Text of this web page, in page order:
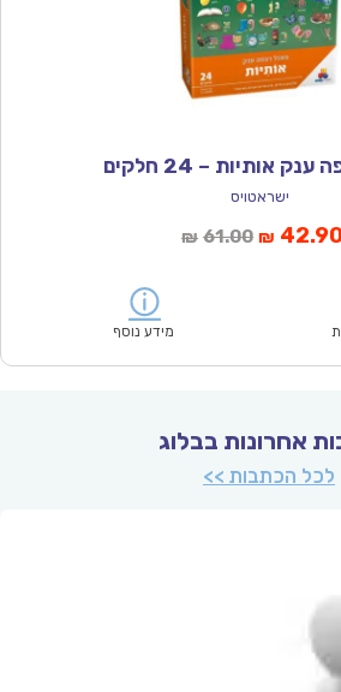
אותיות – 24 חלקים
ישראטויס
₪ 61.00המחיר
₪61.00.
₪
מידע נוסף
אחרונות בבלוג
לכל הכתבות >>